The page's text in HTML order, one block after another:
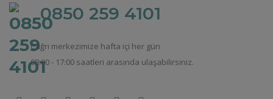
0850 259 4101
Çağrı merkezimize hafta içi her gün
08:00 - 17:00 saatleri arasında ulaşabilirsiniz.